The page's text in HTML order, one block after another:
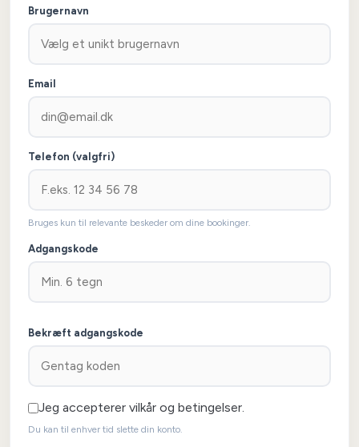
Brugernavn
Email
Telefon (valgfri)
Bruges kun til relevante beskeder om dine bookinger.
Adgangskode
Bekræft adgangskode
Jeg accepterer vilkår og betingelser.
Du kan til enhver tid slette din konto.